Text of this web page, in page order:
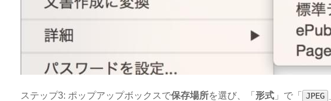
ステップ3: ポップアップボックスで保存場所を選び、「 形式 」で「 JPEG